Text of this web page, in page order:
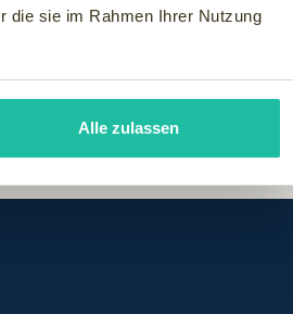
die sie im Rahmen Ihrer Nutzung
Alle zulassen